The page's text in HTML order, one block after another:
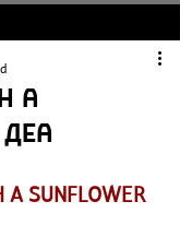
a
SUNFLOWER